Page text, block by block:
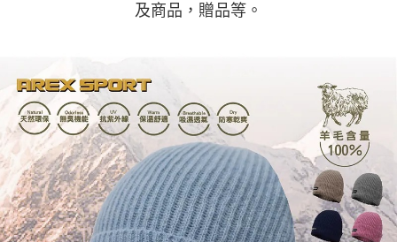
及商品，贈品等。